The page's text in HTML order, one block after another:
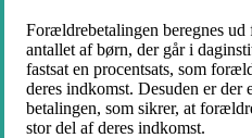
Forældrebetalingen beregnes
antallet af børn, der går i
fastsat en procentsats, som
deres indkomst. Desuden er
betalingen, som sikrer, at
stor del af deres indkomst.